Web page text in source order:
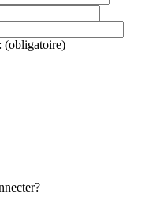
(obligatoire)